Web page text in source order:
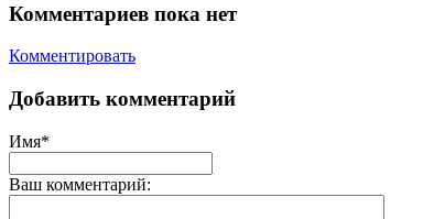
Комментариев пока нет
Комментировать
Добавить комментарий
Имя*
Ваш комментарий: